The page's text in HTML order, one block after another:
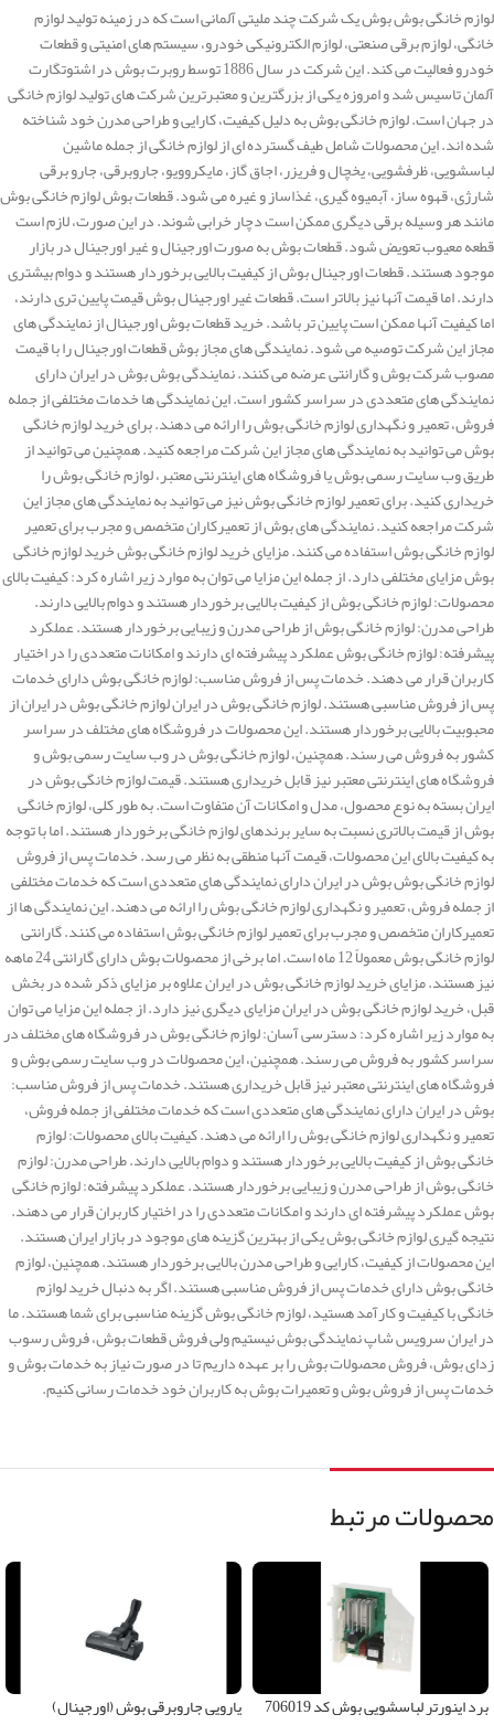
لوازم خانگی بوش بوش یک شرکت چند ملیتی آلمانی است که در زمینه تولید لوازم
خانگی، لوازم برقی صنعتی، لوازم الکترونیکی خودرو، سیستم های امنیتی و قطعات
خودرو فعالیت می کند. این شرکت در سال 1886 توسط روبرت بوش در اشتوتگارت
آلمان تاسیس شد و امروزه یکی از بزرگترین و معتبرترین شرکت های تولید لوازم خانگی
در جهان است. لوازم خانگی بوش به دلیل کیفیت، کارایی و طراحی مدرن خود شناخته
شده اند. این محصولات شامل طیف گسترده ای از لوازم خانگی از جمله ماشین
لباسشویی، ظرفشویی، یخچال و فریزر، اجاق گاز، مایکروویو، جاروبرقی، جارو برقی
شارژی، قهوه ساز، آبمیوه گیری، غذاساز و غیره می شود. قطعات بوش لوازم خانگی بوش
مانند هر وسیله برقی دیگری ممکن است دچار خرابی شوند. در این صورت، لازم است
قطعه معیوب تعویض شود. قطعات بوش به صورت اورجینال و غیر اورجینال در بازار
موجود هستند. قطعات اورجینال بوش از کیفیت بالایی برخوردار هستند و دوام بیشتری
دارند. اما قیمت آنها نیز بالاتر است. قطعات غیر اورجینال بوش قیمت پایین تری دارند،
اما کیفیت آنها ممکن است پایین تر باشد. خرید قطعات بوش اورجینال از نمایندگی های
مجاز این شرکت توصیه می شود. نمایندگی های مجاز بوش قطعات اورجینال را با قیمت
مصوب شرکت بوش و گارانتی عرضه می کنند. نمایندگی بوش بوش در ایران دارای
نمایندگی های متعددی در سراسر کشور است. این نمایندگی ها خدمات مختلفی از جمله
فروش، تعمیر و نگهداری لوازم خانگی بوش را ارائه می دهند. برای خرید لوازم خانگی
بوش می توانید به نمایندگی های مجاز این شرکت مراجعه کنید. همچنین می توانید از
طریق وب سایت رسمی بوش یا فروشگاه های اینترنتی معتبر، لوازم خانگی بوش را
خریداری کنید. برای تعمیر لوازم خانگی بوش نیز می توانید به نمایندگی های مجاز این
شرکت مراجعه کنید. نمایندگی های بوش از تعمیرکاران متخصص و مجرب برای تعمیر
لوازم خانگی بوش استفاده می کنند. مزایای خرید لوازم خانگی بوش خرید لوازم خانگی
بوش مزایای مختلفی دارد. از جمله این مزایا می توان به موارد زیر اشاره کرد: کیفیت بالای
محصولات: لوازم خانگی بوش از کیفیت بالایی برخوردار هستند و دوام بالایی دارند.
طراحی مدرن: لوازم خانگی بوش از طراحی مدرن و زیبایی برخوردار هستند. عملکرد
پیشرفته: لوازم خانگی بوش عملکرد پیشرفته ای دارند و امکانات متعددی را در اختیار
کاربران قرار می دهند. خدمات پس از فروش مناسب: لوازم خانگی بوش دارای خدمات
پس از فروش مناسبی هستند. لوازم خانگی بوش در ایران لوازم خانگی بوش در ایران از
محبوبیت بالایی برخوردار هستند. این محصولات در فروشگاه های مختلف در سراسر
کشور به فروش می رسند. همچنین، لوازم خانگی بوش در وب سایت رسمی بوش و
فروشگاه های اینترنتی معتبر نیز قابل خریداری هستند. قیمت لوازم خانگی بوش در
ایران بسته به نوع محصول، مدل و امکانات آن متفاوت است. به طور کلی، لوازم خانگی
بوش از قیمت بالاتری نسبت به سایر برندهای لوازم خانگی برخوردار هستند. اما با توجه
به کیفیت بالای این محصولات، قیمت آنها منطقی به نظر می رسد. خدمات پس از فروش
لوازم خانگی بوش بوش در ایران دارای نمایندگی های متعددی است که خدمات مختلفی
از جمله فروش، تعمیر و نگهداری لوازم خانگی بوش را ارائه می دهند. این نمایندگی ها از
تعمیرکاران متخصص و مجرب برای تعمیر لوازم خانگی بوش استفاده می کنند. گارانتی
لوازم خانگی بوش معمولاً 12 ماه است. اما برخی از محصولات بوش دارای گارانتی 24 ماهه
نیز هستند. مزایای خرید لوازم خانگی بوش در ایران علاوه بر مزایای ذکر شده در بخش
قبل، خرید لوازم خانگی بوش در ایران مزایای دیگری نیز دارد. از جمله این مزایا می توان
به موارد زیر اشاره کرد: دسترسی آسان: لوازم خانگی بوش در فروشگاه های مختلف در
سراسر کشور به فروش می رسند. همچنین، این محصولات در وب سایت رسمی بوش و
فروشگاه های اینترنتی معتبر نیز قابل خریداری هستند. خدمات پس از فروش مناسب:
بوش در ایران دارای نمایندگی های متعددی است که خدمات مختلفی از جمله فروش،
تعمیر و نگهداری لوازم خانگی بوش را ارائه می دهند. کیفیت بالای محصولات: لوازم
خانگی بوش از کیفیت بالایی برخوردار هستند و دوام بالایی دارند. طراحی مدرن: لوازم
خانگی بوش از طراحی مدرن و زیبایی برخوردار هستند. عملکرد پیشرفته: لوازم خانگی
بوش عملکرد پیشرفته ای دارند و امکانات متعددی را در اختیار کاربران قرار می دهند.
نتیجه گیری لوازم خانگی بوش یکی از بهترین گزینه های موجود در بازار ایران هستند.
این محصولات از کیفیت، کارایی و طراحی مدرن بالایی برخوردار هستند. همچنین، لوازم
خانگی بوش دارای خدمات پس از فروش مناسبی هستند. اگر به دنبال خرید لوازم
خانگی با کیفیت و کارآمد هستید، لوازم خانگی بوش گزینه مناسبی برای شما هستند. ما
در ایران سرویس شاپ نمایندگی بوش نیستیم ولی فروش قطعات بوش، فروش رسوب
زدای بوش، فروش محصولات بوش را بر عهده داریم تا در صورت نیاز به خدمات بوش و
خدمات پس از فروش بوش و تعمیرات بوش به کاربران خود خدمات رسانی کنیم.
محصولات مرتبط
برد اینورتر لباسشویی بوش کد 706019 پارویی جاروبرقی بوش (اورجینال)